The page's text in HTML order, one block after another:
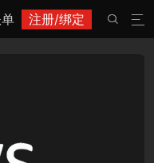
注册/绑定 
